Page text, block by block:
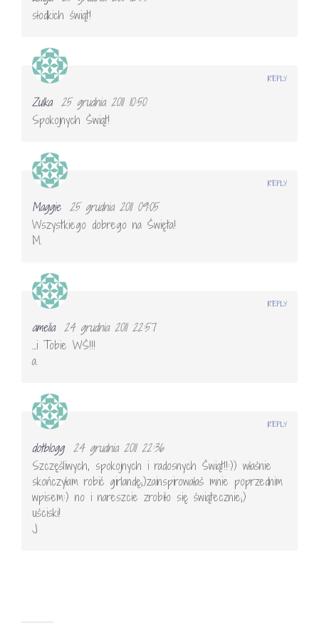
słodkich świąt!
Zulka 25 grudnia 2011 10:50
Spokojnych Świąt!
REPLY
Maggie 25 grudnia 2011 09:05
Wszystkiego dobrego na Święta!
M.
REPLY
amelia 24 grudnia 2011 22:57
…i Tobie WŚ!!!
a.
REPLY
dotblogg 24 grudnia 2011 22:36
Szczęśliwych, spokojnych i radosnych Świąt!!:)) właśnie
skończyłam robić girlandę;)zainspirowałaś mnie poprzednim
wpisem:) no i nareszcie zrobiło się świątecznie;)
uściski!
J
REPLY